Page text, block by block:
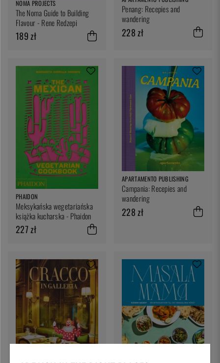
NOMA PROJECTS
The Noma Guide to Building
Flavour - Rene Redzepi
189 zł
Penang: Recepies and
wandering
228 zł
PHAIDON
Meksykańska wegetariańska
książka kucharska - Phaidon
227 zł
APARTAMENTO PUBLISHING
Campania: Recepies and
wandering
228 zł